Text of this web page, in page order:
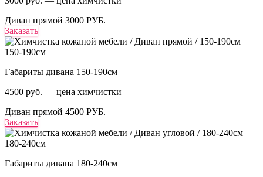
Диван прямой 3000 РУБ.
Заказать
150-190см
Габариты дивана 150-190см
4500 руб. — цена химчистки
Диван прямой 4500 РУБ.
Заказать
180-240см
Габариты дивана 180-240см